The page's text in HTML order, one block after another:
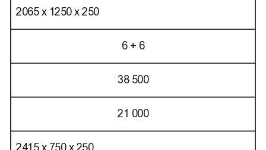
2065 х 1250 х 250
6 + 6
38 500
21 000
2415 х 750 х 250